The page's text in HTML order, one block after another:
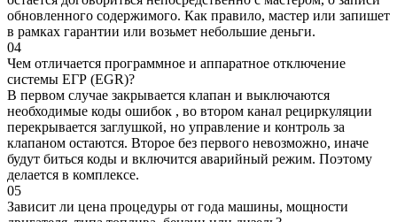
обновленного содержимого. Как правило, мастер или запишет
в рамках гарантии или возьмет небольшие деньги.
04
Чем отличается программное и аппаратное отключение
системы ЕГР (EGR)?
В первом случае закрывается клапан и выключаются
необходимые коды ошибок , во втором канал рециркуляции
перекрывается заглушкой, но управление и контроль за
клапаном остаются. Второе без первого невозможно, иначе
будут биться коды и включится аварийный режим. Поэтому
делается в комплексе.
05
Зависит ли цена процедуры от года машины, мощности